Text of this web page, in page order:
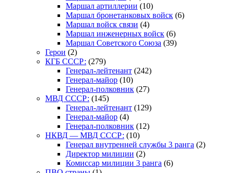
Маршал артиллерии (10)
Маршал бронетанковых войск (6)
Маршал войск связи (4)
Маршал инженерных войск (6)
Маршал Советского Союза (39)
Герои (2)
КГБ СССР: (279)
Генерал-лейтенант (242)
Генерал-майор (10)
Генерал-полковник (27)
МВД СССР: (145)
Генерал-лейтенант (129)
Генерал-майор (4)
Генерал-полковник (12)
НКВД — МВД СССР: (10)
Генерал внутренней службы 3 ранга (2)
Директор милиции (2)
Комиссар милиции 3 ранга (6)